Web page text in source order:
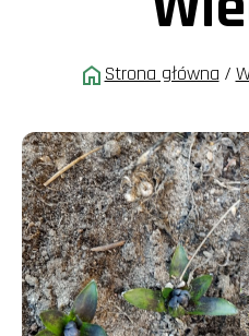
Strona główna /